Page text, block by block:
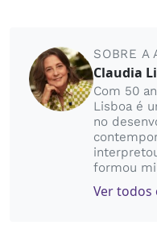
SOBRE A
Claudia
Com 50
Lisboa é
no
formou
Ver